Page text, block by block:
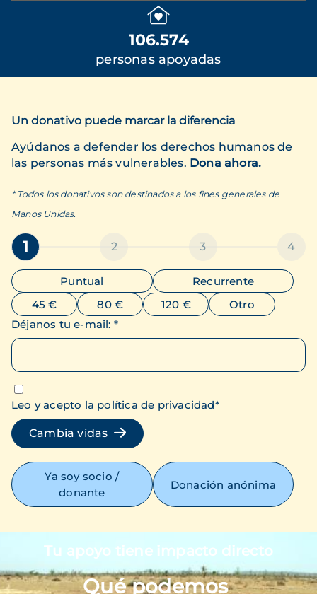
106.574
personas apoyadas
Un donativo puede marcar la diferencia
Ayúdanos a defender los derechos humanos de
las personas más vulnerables. Dona ahora.
* Todos los donativos son destinados a los fines generales de
Manos Unidas.
1 2 3 4
Puntual
Recurrente
45 €
80 € 120 €
Otro
Déjanos tu e-mail: *
Leo y acepto la política de privacidad*
Cambia vidas
Ya soy socio /
donante
Donación anónima
Tu apoyo tiene impacto directo
Qué podemos